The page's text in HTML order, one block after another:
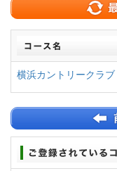
横浜カントリークラブ